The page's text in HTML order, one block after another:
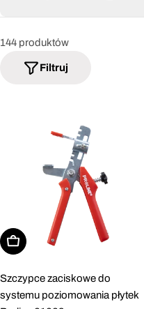
144 produktów
Filtruj
Dodaj do koszyka
Szczypce zaciskowe do
systemu poziomowania płytek